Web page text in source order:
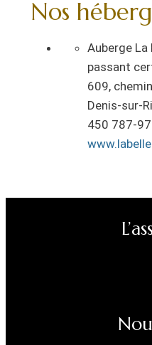
Nos
Auberge La
passant
609,
Denis-sur-
450 787-